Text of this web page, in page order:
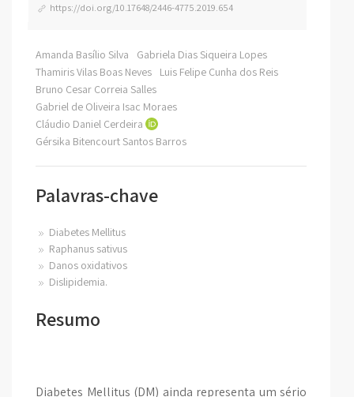
https://doi.org/10.17648/2446-4775.2019.654
Amanda Basílio Silva
Gabriela Dias Siqueira Lopes
Thamiris Vilas Boas Neves
Luis Felipe Cunha dos Reis
Bruno Cesar Correia Salles
Gabriel de Oliveira Isac Moraes
Cláudio Daniel Cerdeira
Gérsika Bitencourt Santos Barros
Palavras-chave
Diabetes Mellitus
Raphanus sativus
Danos oxidativos
Dislipidemia.
Resumo
Diabetes Mellitus (DM) ainda representa um sério